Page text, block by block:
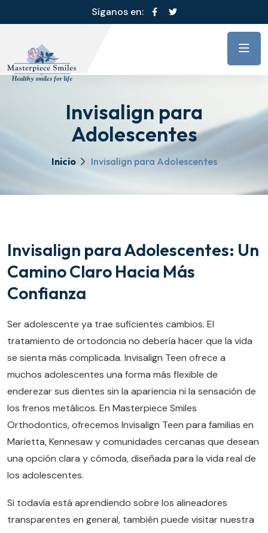
Síganos en:
Invisalign para
Adolescentes
Inicio Invisalign para Adolescentes
Invisalign para Adolescentes: Un
Camino Claro Hacia Más
Confianza
Ser adolescente ya trae suficientes cambios. El
tratamiento de ortodoncia no debería hacer que la vida
se sienta más complicada. Invisalign Teen ofrece a
muchos adolescentes una forma más flexible de
enderezar sus dientes sin la apariencia ni la sensación de
los frenos metálicos. En Masterpiece Smiles
Orthodontics, ofrecemos Invisalign Teen para familias en
Marietta, Kennesaw y comunidades cercanas que desean
una opción clara y cómoda, diseñada para la vida real de
los adolescentes.
Si todavía está aprendiendo sobre los alineadores
transparentes en general, también puede visitar nuestra